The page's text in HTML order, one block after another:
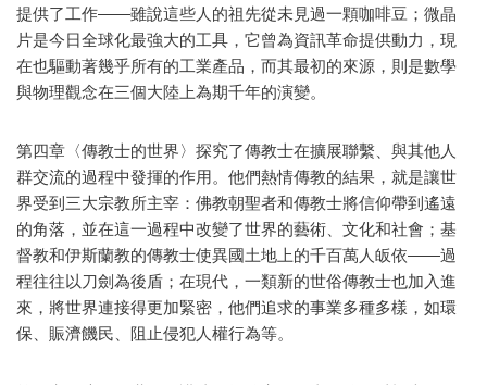
提供了工作——雖說這些人的祖先從未見過一顆咖啡豆；微晶
片是今日全球化最強大的工具，它曾為資訊革命提供動力，現
在也驅動著幾乎所有的工業產品，而其最初的來源，則是數學
與物理觀念在三個大陸上為期千年的演變。
第四章〈傳教士的世界〉探究了傳教士在擴展聯繫、與其他人
群交流的過程中發揮的作用。他們熱情傳教的結果，就是讓世
界受到三大宗教所主宰：佛教朝聖者和傳教士將信仰帶到遙遠
的角落，並在這一過程中改變了世界的藝術、文化和社會；基
督教和伊斯蘭教的傳教士使異國土地上的千百萬人皈依——過
程往往以刀劍為後盾；在現代，一類新的世俗傳教士也加入進
來，將世界連接得更加緊密，他們追求的事業多種多樣，如環
保、賑濟饑民、阻止侵犯人權行為等。